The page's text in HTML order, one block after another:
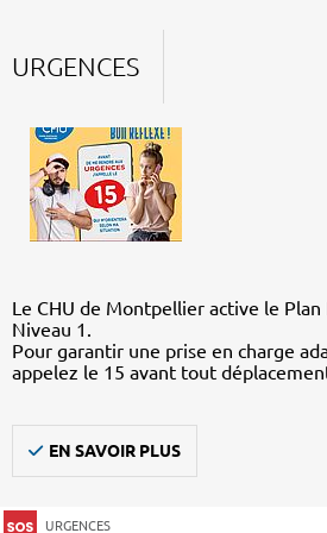
URGENCES
Le CHU de Montpellier active le
Niveau 1.
Pour garantir une prise en charge
appelez le 15 avant tout
EN SAVOIR PLUS
URGENCES